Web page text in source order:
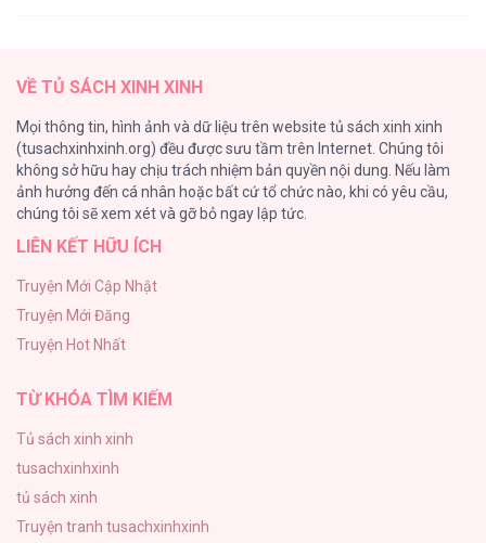
82
TUYỂN TẬP MANHWA BÍ MẬT CƠ THỂ
74
Mối Tình Thầm Kín
Căn Nhà Của Dị Nhân
56
VỀ TỦ SÁCH XINH XINH
Mọi thông tin, hình ảnh và dữ liệu trên website tủ sách xinh xinh
(tusachxinhxinh.org) đều được sưu tầm trên Internet. Chúng tôi
không sở hữu hay chịu trách nhiệm bản quyền nội dung. Nếu làm
ảnh hưởng đến cá nhân hoặc bất cứ tổ chức nào, khi có yêu cầu,
chúng tôi sẽ xem xét và gỡ bỏ ngay lập tức.
LIÊN KẾT HỮU ÍCH
Truyện Mới Cập Nhật
Truyện Mới Đăng
Truyện Hot Nhất
TỪ KHÓA TÌM KIẾM
Tủ sách xinh xinh
tusachxinhxinh
tủ sách xinh
Truyện tranh tusachxinhxinh